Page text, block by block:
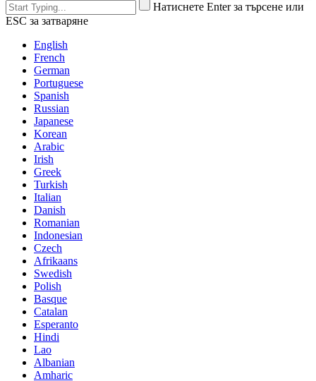
Натиснете Enter за търсене или
ESC за затваряне
English
French
German
Portuguese
Spanish
Russian
Japanese
Korean
Arabic
Irish
Greek
Turkish
Italian
Danish
Romanian
Indonesian
Czech
Afrikaans
Swedish
Polish
Basque
Catalan
Esperanto
Hindi
Lao
Albanian
Amharic